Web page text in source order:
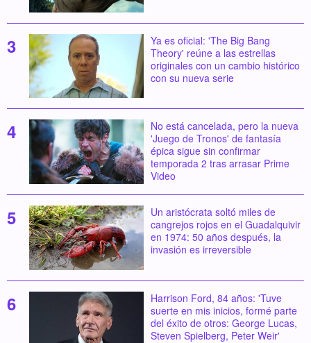
Ya es oficial: 'The Big Bang
Theory' reúne a las estrellas
originales con un cambio histórico
con su nueva serie
No está cancelada, pero la nueva
'Juego de Tronos' de fantasía
épica sigue sin confirmar
temporada 2 tras arrasar Prime
Video
Un aristócrata soltó miles de
cangrejos rojos en el Guadalquivir
en 1974: 50 años después, la
invasión es irreversible
Harrison Ford, 84 años: 'Tuve
suerte en mis inicios, formé parte
del éxito de otros: George Lucas,
Steven Spielberg, Peter Weir'